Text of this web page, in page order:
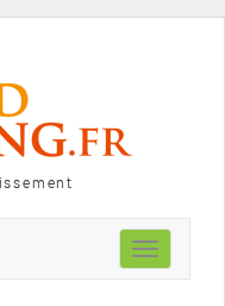
Toggle
navigation